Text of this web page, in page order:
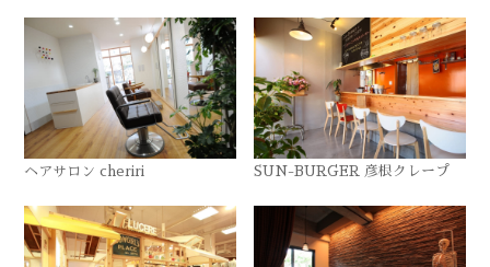
ヘアサロン cheriri SUN-BURGER 彦根クレープ